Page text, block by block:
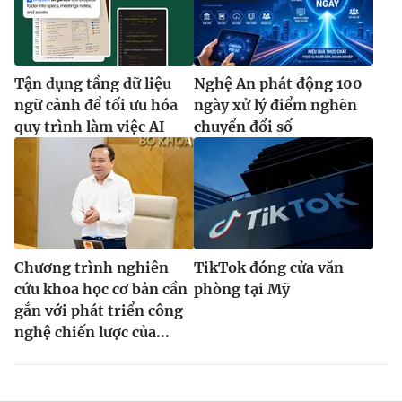
Tận dụng tầng dữ liệu
ngữ cảnh để tối ưu hóa
quy trình làm việc AI
Nghệ An phát động 100
ngày xử lý điểm nghẽn
chuyển đổi số
Chương trình nghiên
cứu khoa học cơ bản cần
gắn với phát triển công
nghệ chiến lược của...
TikTok đóng cửa văn
phòng tại Mỹ